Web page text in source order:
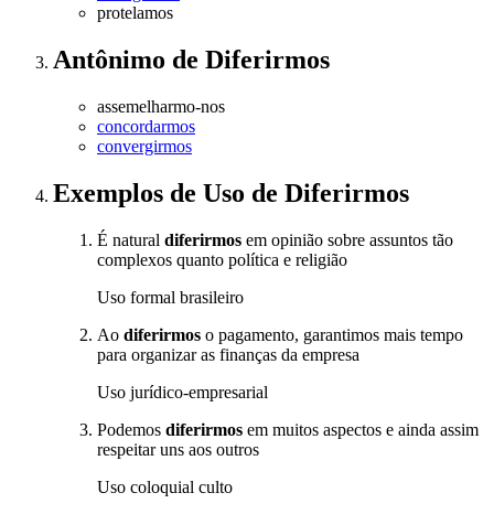
protelamos
Antônimo de Diferirmos
assemelharmo-nos
concordarmos
convergirmos
Exemplos de Uso de Diferirmos
É natural diferirmos em opinião sobre assuntos tão
complexos quanto política e religião
Uso formal brasileiro
Ao diferirmos o pagamento, garantimos mais tempo
para organizar as finanças da empresa
Uso jurídico-empresarial
Podemos diferirmos em muitos aspectos e ainda assim
respeitar uns aos outros
Uso coloquial culto